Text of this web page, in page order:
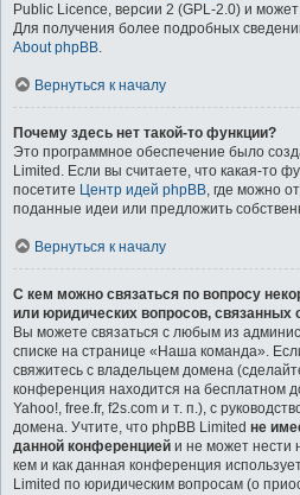
Public Licence, версии 2 (GPL-2.0) и
Для получения более подробных
About phpBB.
Вернуться к началу
Почему здесь нет такой-то функции?
Это программное обеспечение было
Limited. Если вы считаете, что какая-то
посетите Центр идей phpBB, где можно
поданные идеи или предложить
Вернуться к началу
С кем можно связаться по вопросу
или юридических вопросов, связанных
Вы можете связаться с любым из
списке на странице «Наша команда».
свяжитесь с владельцем домена
конференция находится на бесплатном
Yahoo!, free.fr, f2s.com и т. п.), с
домена. Учтите, что phpBB Limited не
данной конференцией и не может нести
кем и как данная конференция
Limited по юридическим вопросам (о